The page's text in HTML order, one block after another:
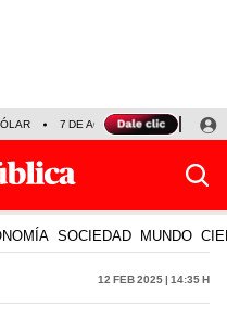
7 DE AGOSTO OLLANTA
SOCIEDAD MUNDO
12 Feb 2025 | 14:35 h